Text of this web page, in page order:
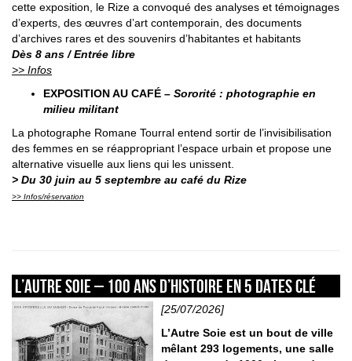
cette exposition, le Rize a convoqué des analyses et témoignages
d’experts, des œuvres d’art contemporain, des documents
d’archives rares et des souvenirs d’habitantes et habitants
Dès 8 ans / Entrée libre
>> Infos
EXPOSITION AU CAFÉ – Sororité : photographie en
milieu militant
La photographe Romane Tourral entend sortir de l’invisibilisation
des femmes en se réappropriant l’espace urbain et propose une
alternative visuelle aux liens qui les unissent.
> Du 30 juin au 5 septembre au café du Rize
>> Infos/réservation
L’AUTRE SOIE – 100 ans d’histoire en 5 dates clé
[25/07/2026]
L’Autre Soie est un bout de ville
mêlant 293 logements, une salle